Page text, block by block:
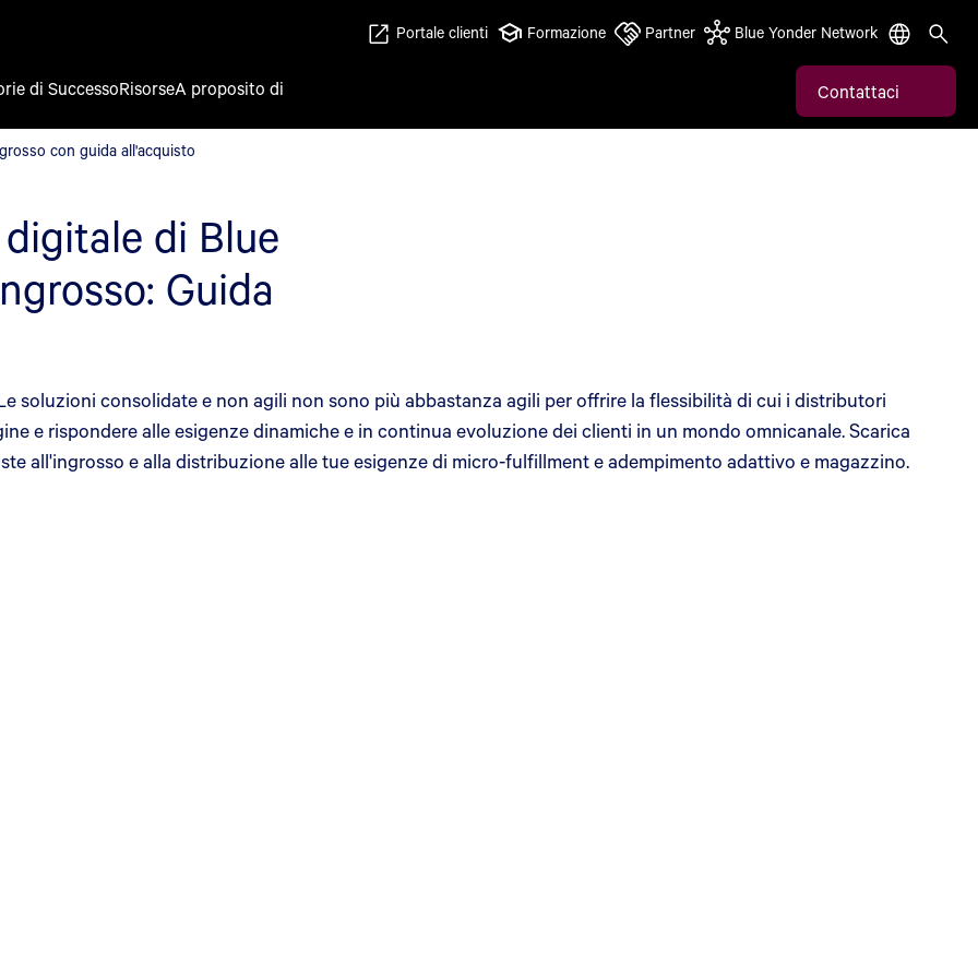
con guida all'acquisto
Portale clienti Formazione Partner Blue Yonder Network
di SuccessoRisorseA proposito di Contattaci
con guida all'acquisto
di Blue
Guida
soluzioni consolidate e non agili non sono più abbastanza agili per offrire la flessibilità di cui i distributori
e rispondere alle esigenze dinamiche e in continua evoluzione dei clienti in un mondo omnicanale. Scarica
all'ingrosso e alla distribuzione alle tue esigenze di micro-fulfillment e adempimento adattivo e magazzino.